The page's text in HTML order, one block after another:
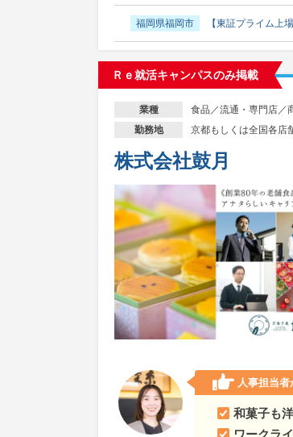
福岡県福岡市 【東証プライム上
Ｒｅ就活キャンパスのみ掲載
業種 食品／流通・専門店／
勤務地 京都もしくは全国各店
株式会社鼓月
人事担当者
和菓子も
ワークラ